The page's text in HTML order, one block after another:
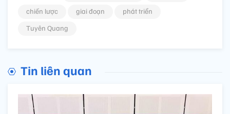
chiến lược
giai đoạn
phát triển
Tuyên Quang
Tin liên quan